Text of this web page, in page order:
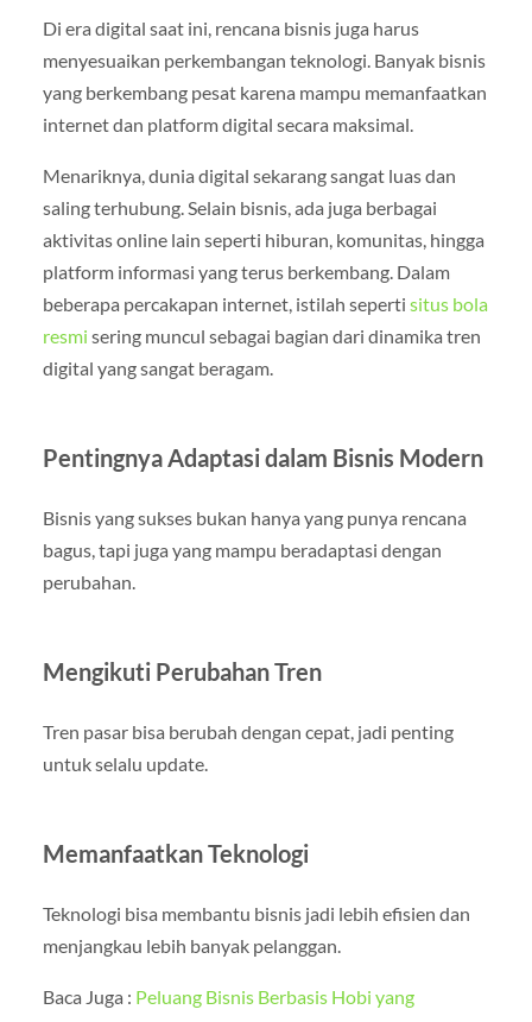
Di era digital saat ini, rencana bisnis juga harus
menyesuaikan perkembangan teknologi. Banyak bisnis
yang berkembang pesat karena mampu memanfaatkan
internet dan platform digital secara maksimal.
Menariknya, dunia digital sekarang sangat luas dan
saling terhubung. Selain bisnis, ada juga berbagai
aktivitas online lain seperti hiburan, komunitas, hingga
platform informasi yang terus berkembang. Dalam
beberapa percakapan internet, istilah seperti situs bola
resmi sering muncul sebagai bagian dari dinamika tren
digital yang sangat beragam.
Pentingnya Adaptasi dalam Bisnis Modern
Bisnis yang sukses bukan hanya yang punya rencana
bagus, tapi juga yang mampu beradaptasi dengan
perubahan.
Mengikuti Perubahan Tren
Tren pasar bisa berubah dengan cepat, jadi penting
untuk selalu update.
Memanfaatkan Teknologi
Teknologi bisa membantu bisnis jadi lebih efisien dan
menjangkau lebih banyak pelanggan.
Baca Juga : Peluang Bisnis Berbasis Hobi yang